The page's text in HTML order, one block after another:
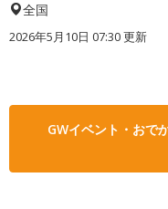
全国
2026年5月10日 07:30 更新
GWイベント・おで